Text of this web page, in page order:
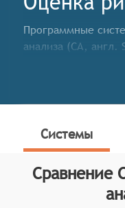
Программные
анализа (СА, англ.
моделирования
определяет
для систем. Для
системного
выполнять
Системы
Сравнение